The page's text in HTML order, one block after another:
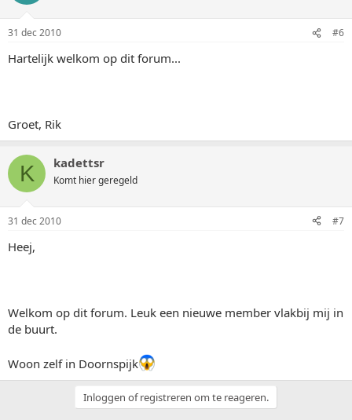
31 dec 2010 #6
Hartelijk welkom op dit forum...
Groet, Rik
K kadettsr
Komt hier geregeld
31 dec 2010 #7
Heej,
Welkom op dit forum. Leuk een nieuwe member vlakbij mij in
de buurt.
Woon zelf in Doornspijk
Inloggen of registreren om te reageren.